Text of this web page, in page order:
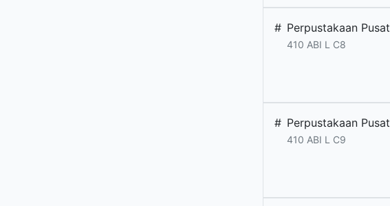
# Perpustakaan Pusat
410 ABI L C8
# Perpustakaan Pusat
410 ABI L C9